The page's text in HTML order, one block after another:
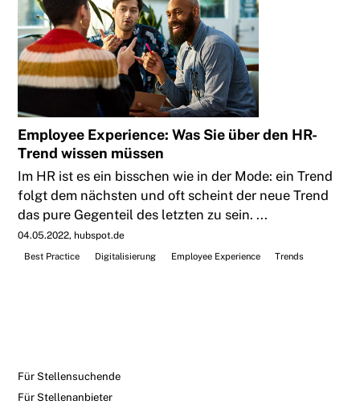
Employee Experience: Was Sie über den HR-
Trend wissen müssen
Im HR ist es ein bisschen wie in der Mode: ein Trend
folgt dem nächsten und oft scheint der neue Trend
das pure Gegenteil des letzten zu sein. ...
04.05.2022 hubspot.de
Best Practice
Digitalisierung Employee Experience Trends
Für Stellensuchende
Für Stellenanbieter